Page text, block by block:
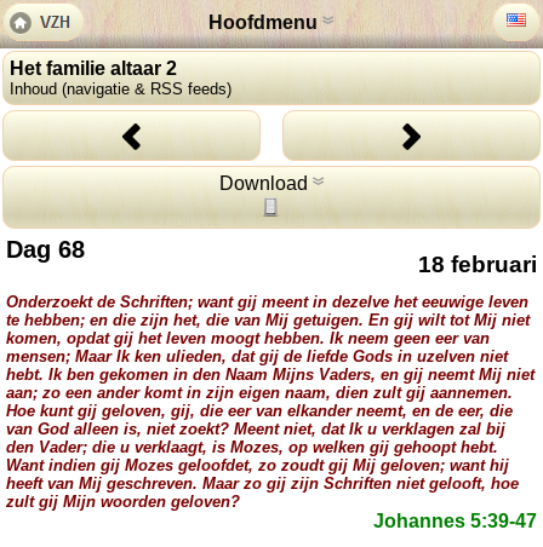
Hoofdmenu
Het familie altaar 2
Inhoud (navigatie & RSS feeds)
Download
18 februari
Dag 68
Onderzoekt de Schriften; want gij meent in dezelve het eeuwige leven
te hebben; en die zijn het, die van Mij getuigen. En gij wilt tot Mij niet
komen, opdat gij het leven moogt hebben. Ik neem geen eer van
mensen; Maar Ik ken ulieden, dat gij de liefde Gods in uzelven niet
hebt. Ik ben gekomen in den Naam Mijns Vaders, en gij neemt Mij niet
aan; zo een ander komt in zijn eigen naam, dien zult gij aannemen.
Hoe kunt gij geloven, gij, die eer van elkander neemt, en de eer, die
van God alleen is, niet zoekt? Meent niet, dat Ik u verklagen zal bij
den Vader; die u verklaagt, is Mozes, op welken gij gehoopt hebt.
Want indien gij Mozes geloofdet, zo zoudt gij Mij geloven; want hij
heeft van Mij geschreven. Maar zo gij zijn Schriften niet gelooft, hoe
zult gij Mijn woorden geloven?
Johannes 5:39-47